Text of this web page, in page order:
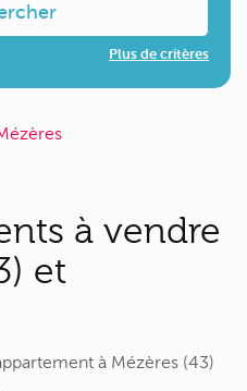
Plus de critères
à vendre
et
à Mézères (43)